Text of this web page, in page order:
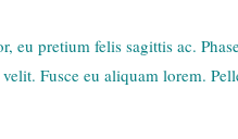
eu pretium felis sagittis ac.
Fusce eu aliquam lorem.